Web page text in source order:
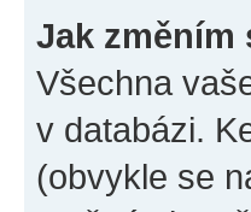
Jak změním
Všechna
v databázi.
(obvykle se